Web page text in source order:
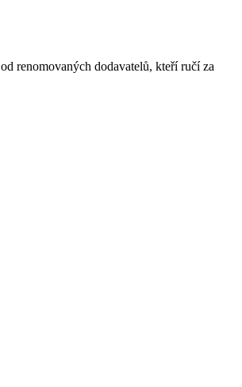
renomovaných dodavatelů, kteří ručí za